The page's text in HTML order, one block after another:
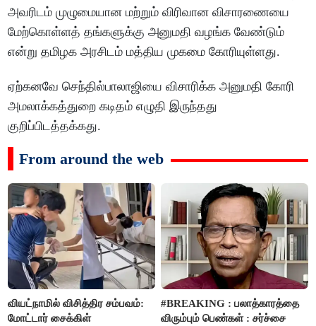
அவரிடம் முழுமையான மற்றும் விரிவான விசாரணையை
மேற்கொள்ளத் தங்களுக்கு அனுமதி வழங்க வேண்டும்
என்று தமிழக அரசிடம் மத்திய முகமை கோரியுள்ளது.
ஏற்கனவே செந்தில்பாலாஜியை விசாரிக்க அனுமதி கோரி
அமலாக்கத்துறை கடிதம் எழுதி இருந்தது
குறிப்பிடத்தக்கது.
From around the web
வியட்நாமில் விசித்திர சம்பவம்:
மோட்டார் சைக்கிள்
#BREAKING : பலாத்காரத்தை
விரும்பும் பெண்கள் : சர்ச்சை